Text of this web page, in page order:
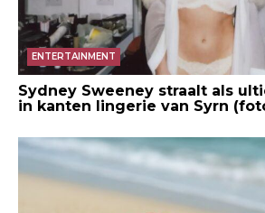
ENTERTAINMENT
Sydney Sweeney straalt als
in kanten lingerie van Syrn